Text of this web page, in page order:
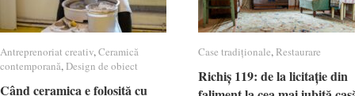
Antreprenoriat creativ,Ceramică
contemporană,Design de obiect
Când ceramica e folosită cu
Antreprenoriat creativ Ceramică
contemporană Design de obiect
Când ceramica e folosită cu
Case tradiționale,Restaurare
Richiș 119: de la licitație din
Case tradiționale Restaurare
Richiș 119: de la licitație din